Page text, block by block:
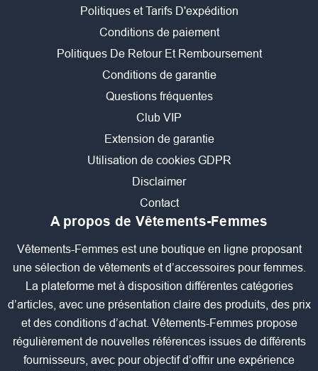
Politiques et Tarifs D'expédition
Conditions de paiement
Politiques De Retour Et Remboursement
Conditions de garantie
Questions fréquentes
Club VIP
Extension de garantie
Utilisation de cookies GDPR
Disclaimer
Contact
A propos de Vêtements-Femmes
Vêtements-Femmes est une boutique en ligne proposant
une sélection de vêtements et d’accessoires pour femmes.
La plateforme met à disposition différentes catégories
d’articles, avec une présentation claire des produits, des prix
et des conditions d’achat. Vêtements-Femmes propose
régulièrement de nouvelles références issues de différents
fournisseurs, avec pour objectif d’offrir une expérience